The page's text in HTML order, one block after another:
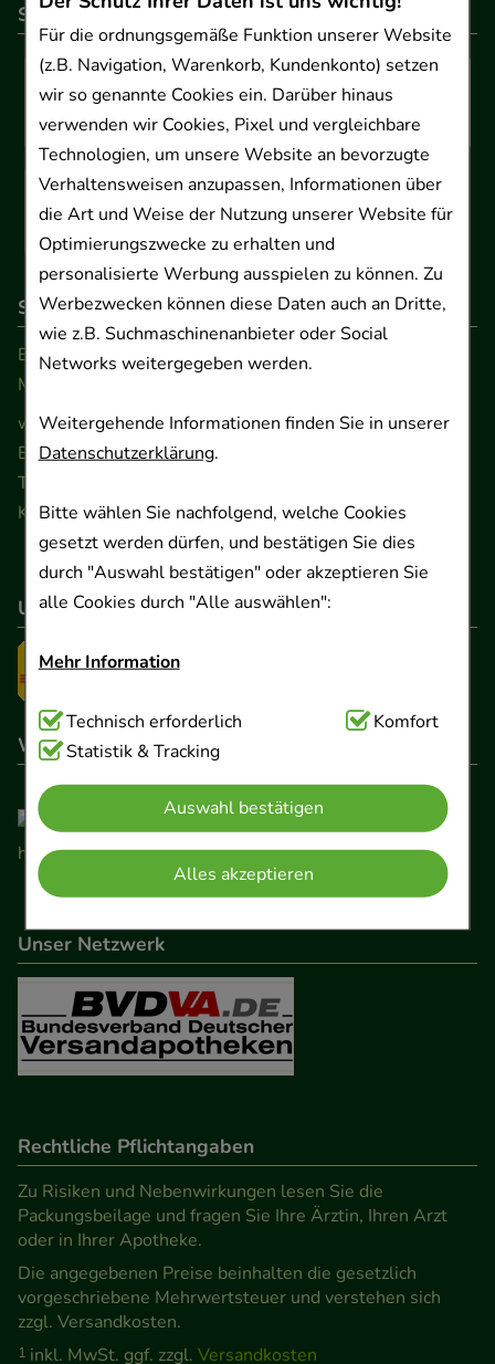
Für die ordnungsgemäße Funktion unserer Website
(z.B. Navigation, Warenkorb, Kundenkonto) setzen
wir so genannte Cookies ein. Darüber hinaus
verwenden wir Cookies, Pixel und vergleichbare
Technologien, um unsere Website an bevorzugte
Verhaltensweisen anzupassen, Informationen über
die Art und Weise der Nutzung unserer Website für
Optimierungszwecke zu erhalten und
personalisierte Werbung ausspielen zu können. Zu
Werbezwecken können diese Daten auch an Dritte,
wie z.B. Suchmaschinenanbieter oder Social
Networks weitergegeben werden.
Weitergehende Informationen finden Sie in unserer
Datenschutzerklärung.
Bitte wählen Sie nachfolgend, welche Cookies
gesetzt werden dürfen, und bestätigen Sie dies
durch "Auswahl bestätigen" oder akzeptieren Sie
alle Cookies durch "Alle auswählen":
Mehr Information
Technisch Notwendig:Hierbei handelt es sich um
Cookies, die für die Grundfunktionen unserer
Website notwendig sind (z.B. Navigation,
Warenkorb, Kundenkonto), weshalb auf diese nicht
verzichtet werden kann.
Komfort:Diese Cookies werden genutzt um das
Einkaufserlebnis noch ansprechender zu gestalten,
beispielsweise für die Wiedererkennung des
Besuchers oder unsere Seite an bevorzugte
Verhaltensweisen (z.B. Spracheinstellung)
anzupassen. Komfort-Cookies ermöglichen es uns
auch auf Ihre Bedürfnisse zugeschrittene Inhalte
betreiben.
Statistik & Tracking:Hierüber lassen sich
Informationen über die Art und Weise der Nutzung
unsere Website weiter für Sie optimieren können,
den Inhalt auf unserer Website aber auch die
Werbung auf Drittseiten möglichst relevant für Sie
Technisch erforderlich
Komfort
Statistik & Tracking
Auswahl bestätigen
Alles akzeptieren
So können Sie bezahlen
So erreichen Sie uns
Beratung und Kundenservice:
Montag - Freitag von 9.00 bis 17.00 Uhr
www.ApoSalis.de· E-Mail:info@ApoSalis.de
Ernst-August-Platz 2 · 30159 Hannover
Telefon 0511 89 71 80 0 · Fax 0511 89 71 80 11
Kontaktformular
Unser Versanddienstleister
Wir sind hier gelistet
Unser Netzwerk
Rechtliche Pflichtangaben
Zu Risiken und Nebenwirkungen lesen Sie die
Packungsbeilage und fragen Sie Ihre Ärztin, Ihren Arzt
oder in Ihrer Apotheke.
Die angegebenen Preise beinhalten die gesetzlich
vorgeschriebene Mehrwertsteuer und verstehen sich
zzgl. Versandkosten.
1 inkl. MwSt. ggf. zzgl. Versandkosten